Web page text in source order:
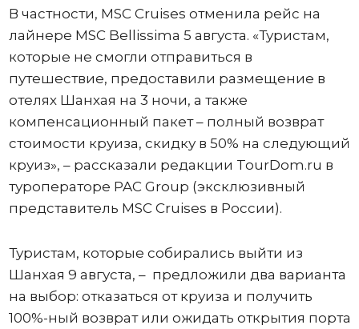
В частности, MSC Cruises отменила рейс на
лайнере MSC Bellissima 5 августа. «Туристам,
которые не смогли отправиться в
путешествие, предоставили размещение в
отелях Шанхая на 3 ночи, а также
компенсационный пакет – полный возврат
стоимости круиза, скидку в 50% на следующий
круиз», – рассказали редакции TourDom.ru в
туроператоре PAC Group (эксклюзивный
представитель MSC Cruises в России).
Туристам, которые собирались выйти из
Шанхая 9 августа, – предложили два варианта
на выбор: отказаться от круиза и получить
100%-ный возврат или ожидать открытия порта